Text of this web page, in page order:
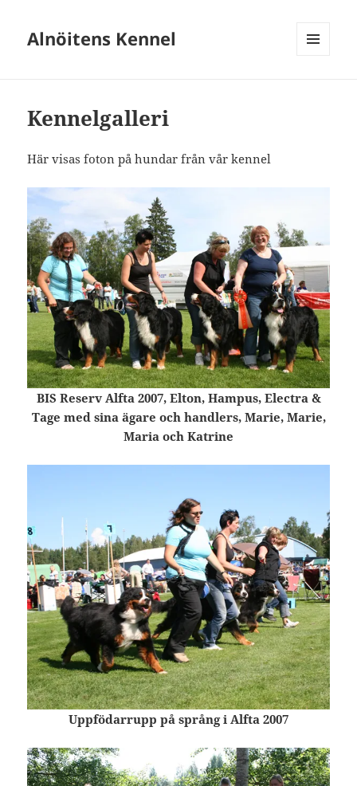
Alnöitens Kennel
Kennelgalleri
Här visas foton på hundar från vår kennel
BIS Reserv Alfta 2007, Elton, Hampus, Electra &
Tage med sina ägare och handlers, Marie, Marie,
Maria och Katrine
Uppfödarrupp på språng i Alfta 2007